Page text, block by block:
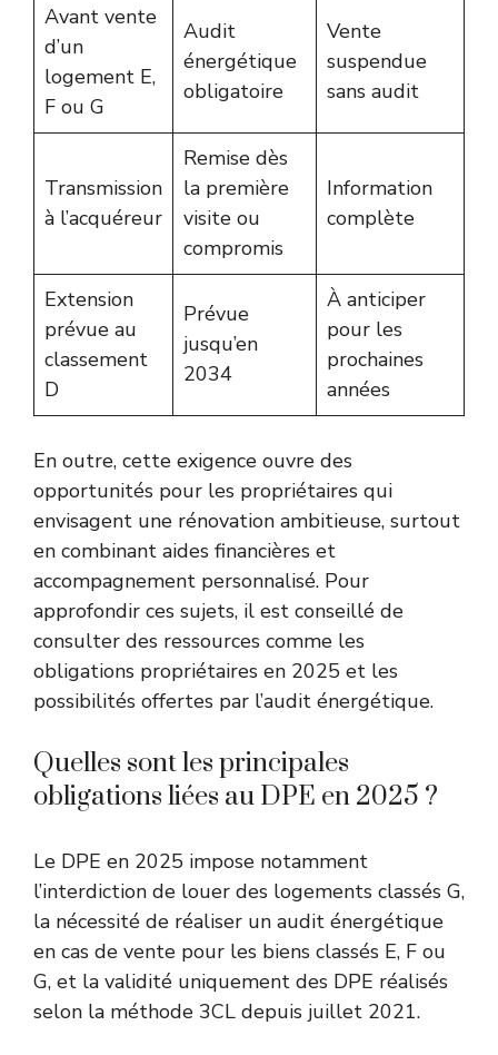
Avant vente
d’un
logement E,
F ou G
Audit
énergétique
obligatoire
Vente
suspendue
sans audit
Transmission
à l’acquéreur
Remise dès
la première
visite ou
compromis
Information
complète
Extension
prévue au
classement
D
Prévue
jusqu’en
2034
À anticiper
pour les
prochaines
années
En outre, cette exigence ouvre des
opportunités pour les propriétaires qui
envisagent une rénovation ambitieuse, surtout
en combinant aides financières et
accompagnement personnalisé. Pour
approfondir ces sujets, il est conseillé de
consulter des ressources comme les
obligations propriétaires en 2025 et les
possibilités offertes par l’audit énergétique.
Quelles sont les principales
obligations liées au DPE en 2025 ?
Le DPE en 2025 impose notamment
l’interdiction de louer des logements classés G,
la nécessité de réaliser un audit énergétique
en cas de vente pour les biens classés E, F ou
G, et la validité uniquement des DPE réalisés
selon la méthode 3CL depuis juillet 2021.